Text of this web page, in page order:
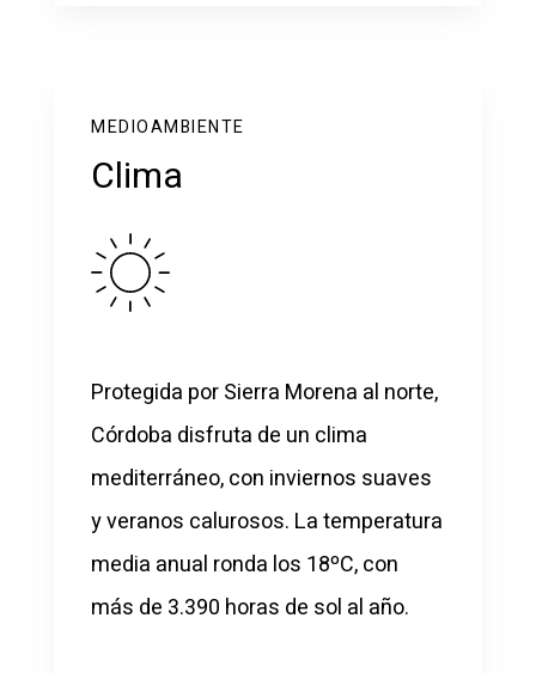
MEDIOAMBIENTE
Clima
Protegida por Sierra Morena al norte,
Córdoba disfruta de un clima
mediterráneo, con inviernos suaves
y veranos calurosos. La temperatura
media anual ronda los 18ºC, con
más de 3.390 horas de sol al año.